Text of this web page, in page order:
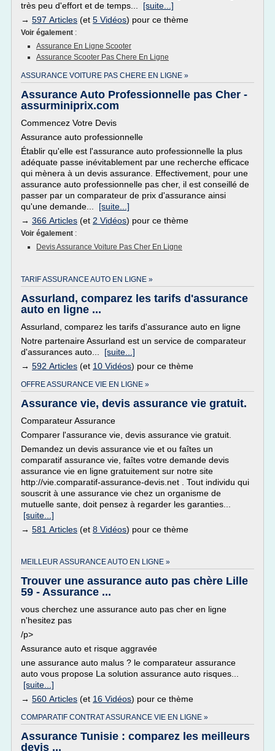
très peu d'effort et de temps... [suite...]
→ 597 Articles (et 5 Vidéos) pour ce thème
Voir également :
Assurance En Ligne Scooter
Assurance Scooter Pas Chere En Ligne
ASSURANCE VOITURE PAS CHERE EN LIGNE »
Assurance Auto Professionnelle pas Cher -
assurminiprix.com
Commencez Votre Devis
Assurance auto professionnelle
Établir qu'elle est l'assurance auto professionnelle la plus
adéquate passe inévitablement par une recherche efficace
qui mènera à un devis assurance. Effectivement, pour une
assurance auto professionnelle pas cher, il est conseillé de
passer par un comparateur de prix d'assurance ainsi
qu'une demande... [suite...]
→ 366 Articles (et 2 Vidéos) pour ce thème
Voir également :
Devis Assurance Voiture Pas Cher En Ligne
TARIF ASSURANCE AUTO EN LIGNE »
Assurland, comparez les tarifs d'assurance
auto en ligne ...
Assurland, comparez les tarifs d'assurance auto en ligne
Notre partenaire Assurland est un service de comparateur
d'assurances auto... [suite...]
→ 592 Articles (et 10 Vidéos) pour ce thème
OFFRE ASSURANCE VIE EN LIGNE »
Assurance vie, devis assurance vie gratuit.
Comparateur Assurance
Comparer l'assurance vie, devis assurance vie gratuit.
Demandez un devis assurance vie et ou faîtes un
comparatif assurance vie, faîtes votre demande devis
assurance vie en ligne gratuitement sur notre site
http://vie.comparatif-assurance-devis.net . Tout individu qui
souscrit à une assurance vie chez un organisme de
mutuelle sante, doit pensez à regarder les garanties...
[suite...]
→ 581 Articles (et 8 Vidéos) pour ce thème
MEILLEUR ASSURANCE AUTO EN LIGNE »
Trouver une assurance auto pas chère Lille
59 - Assurance ...
vous cherchez une assurance auto pas cher en ligne
n'hesitez pas
/p>
Assurance auto et risque aggravée
une assurance auto malus ? le comparateur assurance
auto vous propose La solution assurance auto risques...
[suite...]
→ 560 Articles (et 16 Vidéos) pour ce thème
COMPARATIF CONTRAT ASSURANCE VIE EN LIGNE »
Assurance Tunisie : comparez les meilleurs
devis ...